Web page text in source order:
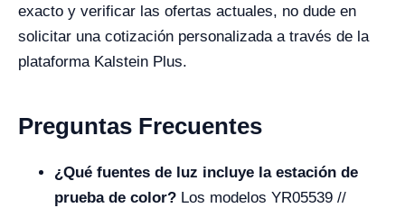
exacto y verificar las ofertas actuales, no dude en
solicitar una cotización personalizada a través de la
plataforma Kalstein Plus.
Preguntas Frecuentes
¿Qué fuentes de luz incluye la estación de
prueba de color? Los modelos YR05539 //